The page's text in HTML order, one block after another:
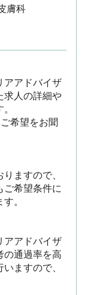
膚科
アアドバイザ
求人の詳細や
希望をお聞
ますので、
ご希望条件に
。
アアドバイザ
の通過率を高
ますので、